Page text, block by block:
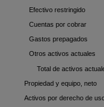
Efectivo restringido
Cuentas por cobrar
Gastos prepagados
Otros activos actuales
Total de activos
Propiedad y equipo, neto
Activos por derecho de